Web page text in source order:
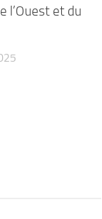
l’Ouest et du